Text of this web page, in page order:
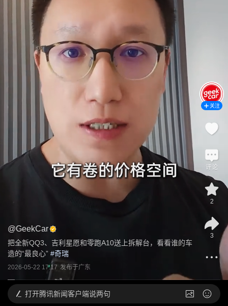
@GeekCar
把全新QQ3、吉利星愿和零跑A10送上拆解台，看看谁的车
造的“最良心” #奇瑞
2026-05-22 17:17 发布于广东
关注
评论
2
3
打开腾讯新闻客户端说两句